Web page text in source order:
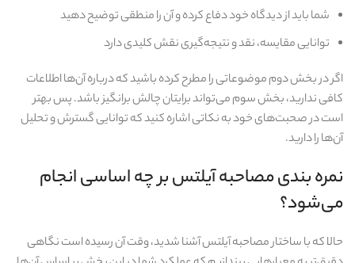
شما باید از دیدگاه خود دفاع کرده و آن را منطقی توضیح دهید
توانایی مقایسه، نقد و نتیجه‌گیری نقش کلیدی دارد
اگر در بخش دوم موضوعاتی را مطرح کرده باشید که درباره آن‌ها اطلاعات
کافی ندارید، بخش سوم می‌تواند برایتان چالش‌ برانگیز باشد. پس بهتر
است در صحبت‌های خود به نکاتی اشاره کنید که توانایی گسترش و تحلیل
آن‌ها را دارید.
نمره‌ بندی مصاحبه آیلتس بر چه اساسی انجام
می‌شود؟
حالا که با ساختار مصاحبه آیلتس آشنا شدید، وقت آن رسیده است نگاهی